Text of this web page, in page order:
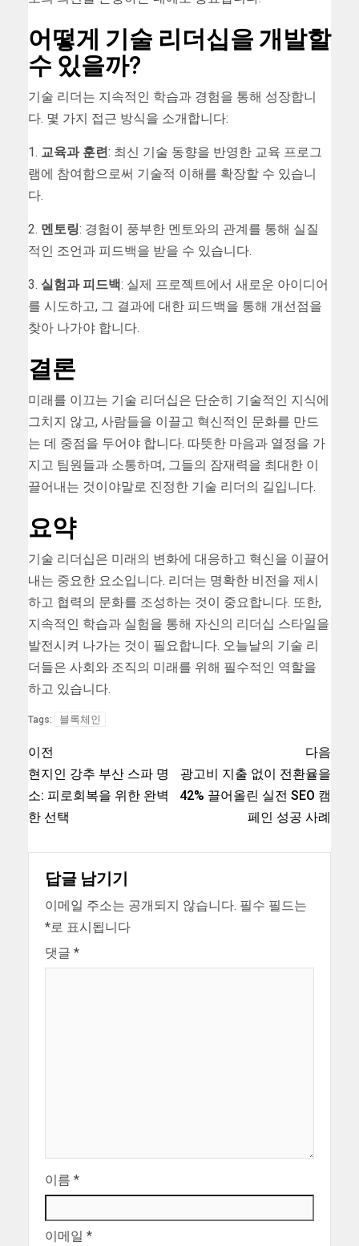
어떻게 기술 리더십을 개발할
수 있을까?
기술 리더는 지속적인 학습과 경험을 통해 성장합니
다. 몇 가지 접근 방식을 소개합니다:
1. 교육과 훈련: 최신 기술 동향을 반영한 교육 프로그
램에 참여함으로써 기술적 이해를 확장할 수 있습니
다.
2. 멘토링: 경험이 풍부한 멘토와의 관계를 통해 실질
적인 조언과 피드백을 받을 수 있습니다.
3. 실험과 피드백: 실제 프로젝트에서 새로운 아이디어
를 시도하고, 그 결과에 대한 피드백을 통해 개선점을
찾아 나가야 합니다.
결론
미래를 이끄는 기술 리더십은 단순히 기술적인 지식에
그치지 않고, 사람들을 이끌고 혁신적인 문화를 만드
는 데 중점을 두어야 합니다. 따뜻한 마음과 열정을 가
지고 팀원들과 소통하며, 그들의 잠재력을 최대한 이
끌어내는 것이야말로 진정한 기술 리더의 길입니다.
요약
기술 리더십은 미래의 변화에 대응하고 혁신을 이끌어
내는 중요한 요소입니다. 리더는 명확한 비전을 제시
하고 협력의 문화를 조성하는 것이 중요합니다. 또한,
지속적인 학습과 실험을 통해 자신의 리더십 스타일을
발전시켜 나가는 것이 필요합니다. 오늘날의 기술 리
더들은 사회와 조직의 미래를 위해 필수적인 역할을
하고 있습니다.
Tags: 블록체인
이전
현지인 강추 부산 스파 명
소: 피로회복을 위한 완벽
한 선택
다음
광고비 지출 없이 전환율을
42% 끌어올린 실전 SEO 캠
페인 성공 사례
답글 남기기
이메일 주소는 공개되지 않습니다. 필수 필드는
*로 표시됩니다
댓글 *
이름 *
이메일 *